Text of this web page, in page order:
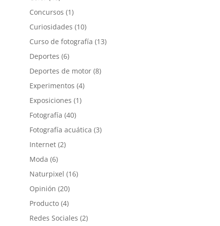
Concursos (1)
Curiosidades (10)
Curso de fotografía (13)
Deportes (6)
Deportes de motor(8)
Experimentos (4)
Exposiciones (1)
Fotografía (40)
Fotografía acuática (3)
Internet(2)
Moda (6)
Naturpixel (16)
Opinión (20)
Producto(4)
Redes Sociales (2)